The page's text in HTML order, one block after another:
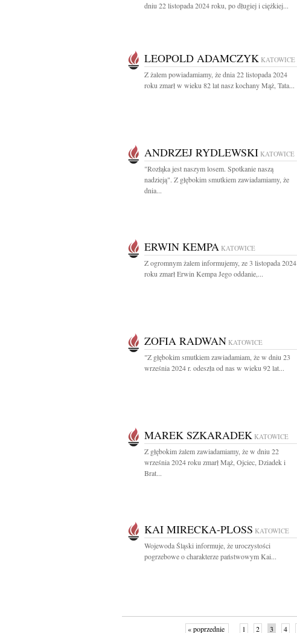
dniu 22 listopada 2024 roku, po długiej i ciężkiej...
LEOPOLD ADAMCZYK KATOWICE
Z żalem powiadamiamy, że dnia 22 listopada 2024
roku zmarł w wieku 82 lat nasz kochany Mąż, Tata...
ANDRZEJ RYDLEWSKI KATOWICE
"Rozłąka jest naszym losem. Spotkanie naszą
nadzieją". Z głębokim smutkiem zawiadamiamy, że
dnia...
ERWIN KEMPA KATOWICE
Z ogromnym żalem informujemy, ze 3 listopada 2024
roku zmarł Erwin Kempa Jego oddanie,...
ZOFIA RADWAN KATOWICE
"Z głębokim smutkiem zawiadamiam, że w dniu 23
września 2024 r. odeszła od nas w wieku 92 lat...
MAREK SZKARADEK KATOWICE
Z głębokim żalem zawiadamiamy, że w dniu 22
września 2024 roku zmarł Mąż, Ojciec, Dziadek i
Brat...
KAI MIRECKA-PLOSS KATOWICE
Wojewoda Śląski informuje, że uroczystości
pogrzebowe o charakterze państwowym Kai...
« poprzednie 1 2 3 4